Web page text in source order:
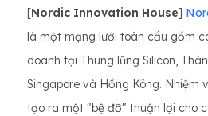
[Nordic Innovation House]
là một mạng lưới toàn cầu gồm
doanh tại Thung lũng Silicon,
Singapore và Hồng Kông. Nhiệm
tạo ra một "bệ đỡ" thuận lợi cho